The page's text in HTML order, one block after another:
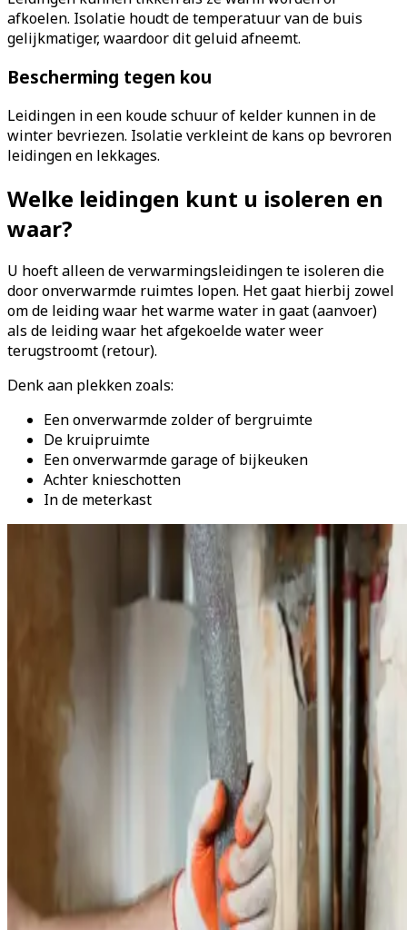
afkoelen. Isolatie houdt de temperatuur van de buis
gelijkmatiger, waardoor dit geluid afneemt.
Bescherming tegen kou
Leidingen in een koude schuur of kelder kunnen in de
winter bevriezen. Isolatie verkleint de kans op bevroren
leidingen en lekkages.
Welke leidingen kunt u isoleren en
waar?
U hoeft alleen de verwarmingsleidingen te isoleren die
door onverwarmde ruimtes lopen. Het gaat hierbij zowel
om de leiding waar het warme water in gaat (aanvoer)
als de leiding waar het afgekoelde water weer
terugstroomt (retour).
Denk aan plekken zoals:
Een onverwarmde zolder of bergruimte
De kruipruimte
Een onverwarmde garage of bijkeuken
Achter knieschotten
In de meterkast